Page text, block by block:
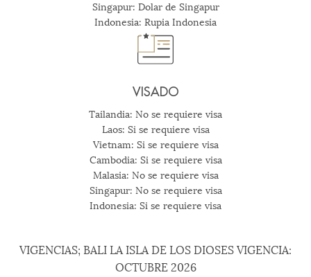
Singapur: Dolar de Singapur
Indonesia: Rupia Indonesia
VISADO
Tailandia: No se requiere visa
Laos: Si se requiere visa
Vietnam: Si se requiere visa
Cambodia: Si se requiere visa
Malasia: No se requiere visa
Singapur: No se requiere visa
Indonesia: Si se requiere visa
VIGENCIAS; BALI LA ISLA DE LOS DIOSES VIGENCIA:
OCTUBRE 2026